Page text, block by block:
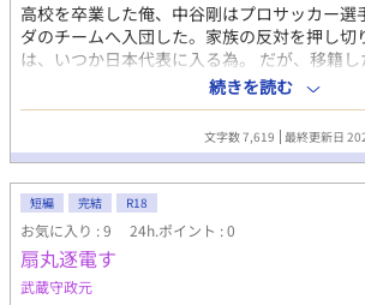
高校を卒業した俺、中谷剛はプロサッカー選
ダのチームへ入団した。家族の反対を押し切
は、いつか日本代表に入る為。 だが、移籍
溢れすぎていた。 男同士の愛が満ち溢れるこ
気でプロを目指していく。
続きを読む
文字数 7,619 最終更新日
短編 完結 R18
お気に入り : 9 24h.ポイント : 0
扇丸逐電す
武蔵守政元